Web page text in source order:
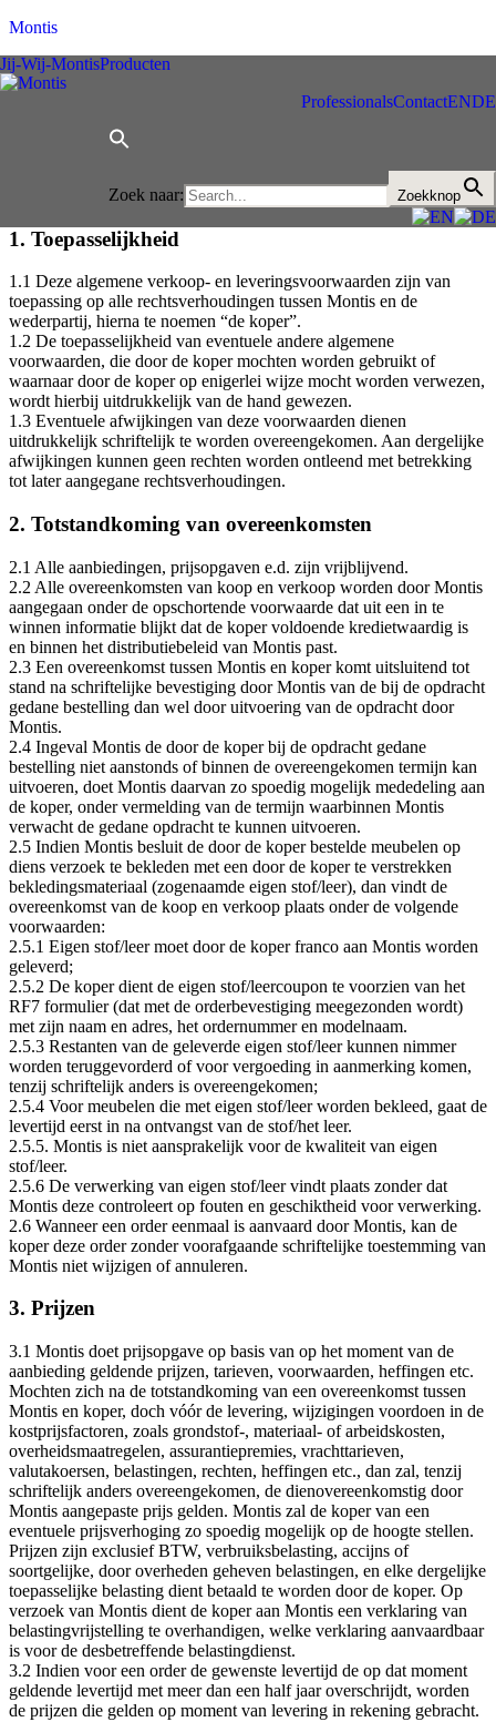
Montis
Jij-Wij-MontisProducten
ProfessionalsContactENDE
Zoek naar: Zoekknop
Algemene voorwaarden
Lantis BV is de Nederlandse meubelfabrikant van het merk Montis,
ingeschreven bij de Kamer van Koophandel onder nummer
1. Toepasselijkheid
1.1 Deze algemene verkoop- en leveringsvoorwaarden zijn van
toepassing op alle rechtsverhoudingen tussen Montis en de
wederpartij, hierna te noemen “de koper”.
1.2 De toepasselijkheid van eventuele andere algemene
voorwaarden, die door de koper mochten worden gebruikt of
waarnaar door de koper op enigerlei wijze mocht worden verwezen,
wordt hierbij uitdrukkelijk van de hand gewezen.
1.3 Eventuele afwijkingen van deze voorwaarden dienen
uitdrukkelijk schriftelijk te worden overeengekomen. Aan dergelijke
afwijkingen kunnen geen rechten worden ontleend met betrekking
tot later aangegane rechtsverhoudingen.
2. Totstandkoming van overeenkomsten
2.1 Alle aanbiedingen, prijsopgaven e.d. zijn vrijblijvend.
2.2 Alle overeenkomsten van koop en verkoop worden door Montis
aangegaan onder de opschortende voorwaarde dat uit een in te
winnen informatie blijkt dat de koper voldoende kredietwaardig is
en binnen het distributiebeleid van Montis past.
2.3 Een overeenkomst tussen Montis en koper komt uitsluitend tot
stand na schriftelijke bevestiging door Montis van de bij de opdracht
gedane bestelling dan wel door uitvoering van de opdracht door
Montis.
2.4 Ingeval Montis de door de koper bij de opdracht gedane
bestelling niet aanstonds of binnen de overeengekomen termijn kan
uitvoeren, doet Montis daarvan zo spoedig mogelijk mededeling aan
de koper, onder vermelding van de termijn waarbinnen Montis
verwacht de gedane opdracht te kunnen uitvoeren.
2.5 Indien Montis besluit de door de koper bestelde meubelen op
diens verzoek te bekleden met een door de koper te verstrekken
bekledingsmateriaal (zogenaamde eigen stof/leer), dan vindt de
overeenkomst van de koop en verkoop plaats onder de volgende
voorwaarden:
2.5.1 Eigen stof/leer moet door de koper franco aan Montis worden
geleverd;
2.5.2 De koper dient de eigen stof/leercoupon te voorzien van het
RF7 formulier (dat met de orderbevestiging meegezonden wordt)
met zijn naam en adres, het ordernummer en modelnaam.
2.5.3 Restanten van de geleverde eigen stof/leer kunnen nimmer
worden teruggevorderd of voor vergoeding in aanmerking komen,
tenzij schriftelijk anders is overeengekomen;
2.5.4 Voor meubelen die met eigen stof/leer worden bekleed, gaat de
levertijd eerst in na ontvangst van de stof/het leer.
2.5.5. Montis is niet aansprakelijk voor de kwaliteit van eigen
stof/leer.
2.5.6 De verwerking van eigen stof/leer vindt plaats zonder dat
Montis deze controleert op fouten en geschiktheid voor verwerking.
2.6 Wanneer een order eenmaal is aanvaard door Montis, kan de
koper deze order zonder voorafgaande schriftelijke toestemming van
Montis niet wijzigen of annuleren.
3. Prijzen
3.1 Montis doet prijsopgave op basis van op het moment van de
aanbieding geldende prijzen, tarieven, voorwaarden, heffingen etc.
Mochten zich na de totstandkoming van een overeenkomst tussen
Montis en koper, doch vóór de levering, wijzigingen voordoen in de
kostprijsfactoren, zoals grondstof-, materiaal- of arbeidskosten,
overheidsmaatregelen, assurantiepremies, vrachttarieven,
valutakoersen, belastingen, rechten, heffingen etc., dan zal, tenzij
schriftelijk anders overeengekomen, de dienovereenkomstig door
Montis aangepaste prijs gelden. Montis zal de koper van een
eventuele prijsverhoging zo spoedig mogelijk op de hoogte stellen.
Prijzen zijn exclusief BTW, verbruiksbelasting, accijns of
soortgelijke, door overheden geheven belastingen, en elke dergelijke
toepasselijke belasting dient betaald te worden door de koper. Op
verzoek van Montis dient de koper aan Montis een verklaring van
belastingvrijstelling te overhandigen, welke verklaring aanvaardbaar
is voor de desbetreffende belastingdienst.
3.2 Indien voor een order de gewenste levertijd de op dat moment
geldende levertijd met meer dan een half jaar overschrijdt, worden
de prijzen die gelden op moment van levering in rekening gebracht.